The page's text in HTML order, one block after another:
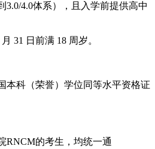
3.0/4.0体系），且入学前提供高中
31 日前满 18 周岁。
本科（荣誉）学位同等水平资格证
RNCM的考生，均统一通